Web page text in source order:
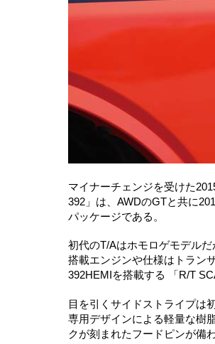
マイナーチェンジを受けた
392」は、AWDのGTと共に
パッケージである。
初代のT/Aはホモロゲモデル
搭載エンジンや仕様はトラン
392HEMIを搭載する 「R/T
目を引くサイドストライプは
専用デザインによる軽量な樹
クが刻まれたフードピンが備